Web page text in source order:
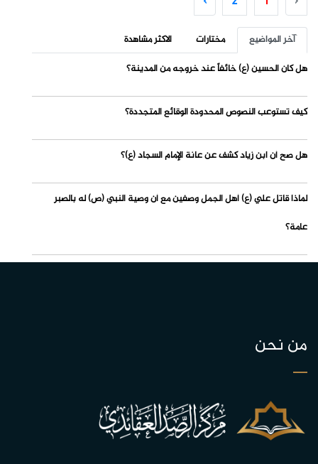
آخر المواضيع مختارات
الاكثر مشاهدة
هل كان الحسين (ع) خائفاً عند خروجه من المدينة؟
كيف تستوعب النصوص المحدودة الوقائع المتجددة؟
هل صح أن ابن زياد كشف عن عانة الإمام السجاد (ع)؟
لماذا قاتل علي (ع) أهل الجمل وصفين مع أن وصية النبي (ص) له بالصبر
عامة؟
من نحن